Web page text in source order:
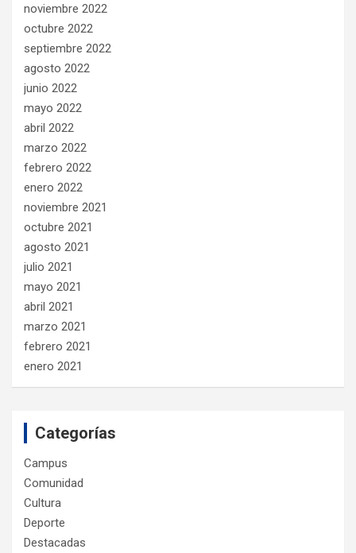
noviembre 2022
octubre 2022
septiembre 2022
agosto 2022
junio 2022
mayo 2022
abril 2022
marzo 2022
febrero 2022
enero 2022
noviembre 2021
octubre 2021
agosto 2021
julio 2021
mayo 2021
abril 2021
marzo 2021
febrero 2021
enero 2021
Categorías
Campus
Comunidad
Cultura
Deporte
Destacadas